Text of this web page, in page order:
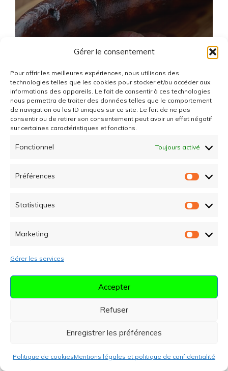
Gérer le consentement
Pour offrir les meilleures expériences, nous utilisons des
technologies telles que les cookies pour stocker et/ou accéder aux
informations des appareils. Le fait de consentir à ces technologies
nous permettra de traiter des données telles que le comportement
de navigation ou les ID uniques sur ce site. Le fait de ne pas
consentir ou de retirer son consentement peut avoir un effet négatif
sur certaines caractéristiques et fonctions.
Fonctionnel Toujours activé
Préférences
Statistiques
Marketing
Gérer les services
Accepter
Refuser
Enregistrer les préférences
Politique de cookiesMentions légales et politique de confidentialité
Précautions Prendre ?
octobre 17, 2025
Jambon Blanc Pendant La
Sans Risque ?
Accoucher Ce Soir : Conseils Pour
Naturellement